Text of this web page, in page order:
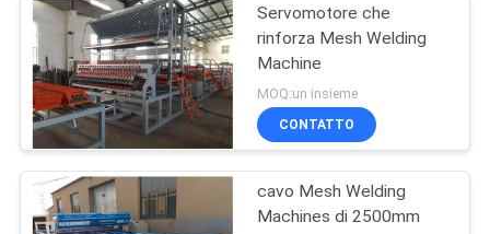
Servomotore che
rinforza Mesh Welding
Machine
MOQ:un insieme
CONTATTO
cavo Mesh Welding
Machines di 2500mm